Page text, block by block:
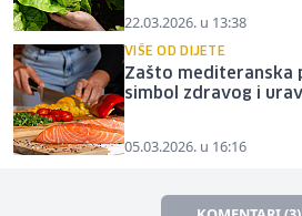
22.03.2026. u 13:38
VIŠE OD DIJETE
Zašto mediteranska
simbol zdravog i
05.03.2026. u 16:16